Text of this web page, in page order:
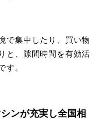
で集中したり、買い物
と、隙間時間を有効活
す。
ンが充実し全国相